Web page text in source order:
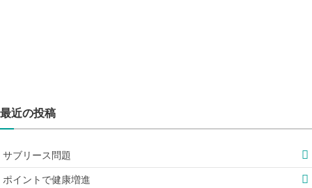
最近の投稿
サブリース問題
ポイントで健康増進